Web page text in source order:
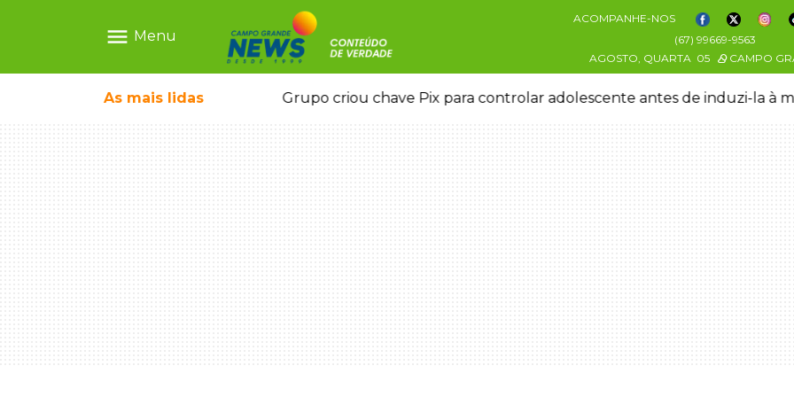
menu Menu
ACOMPANHE-NOS
(67) 99669-9563
AGOSTO, QUARTA 05 CAMPO
As mais lidas
deixou 4 mortos e 8 feridos Grupo criou chave Pix para controlar adolescente antes de induzi-la à